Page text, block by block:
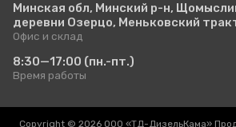
Минская обл, Минский р-н,
деревни Озерцо, Меньковский
Офис и склад
8:30—17:00 (пн.-пт.)
Время работы
Copyright © 2026 ООО «ТД-ДизельКама»